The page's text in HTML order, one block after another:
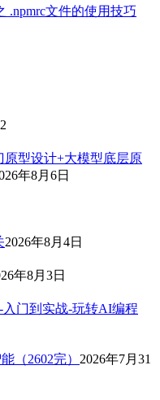
.npmrc文件的使用技巧
型设计+大模型底层原
年8月6日
2026年8月4日
年8月3日
门到实战-玩转AI编程
（2602完） 2026年7月31